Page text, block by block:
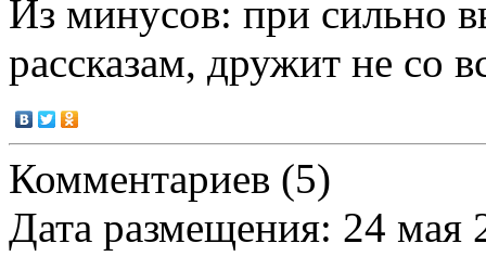
Из минусов: при сильно
рассказам, дружит не со
Комментариев (5)
Дата размещения: 24 мая